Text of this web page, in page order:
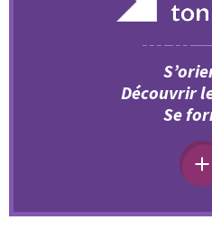
Découvrir
Se